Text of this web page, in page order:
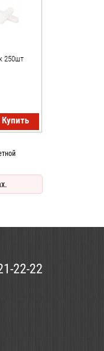
250шт
Купить
22-22